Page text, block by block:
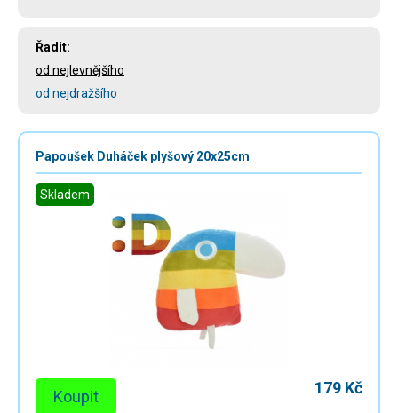
Řadit:
od nejlevnějšího
od nejdražšího
Papoušek Duháček plyšový 20x25cm
Skladem
Koupit 179 Kč